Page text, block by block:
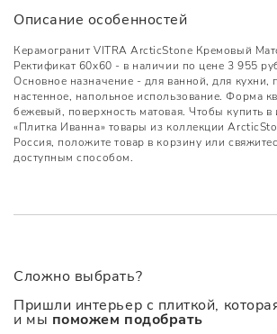
Описание особенностей
Керамогранит VITRA ArcticStone Кремовый
Ректификат 60x60 - в наличии по цене 3 955
Основное назначение - для ванной, для кухни,
настенное, напольное использование. Форма
бежевый, поверхность матовая. Чтобы купить в
«Плитка Иванна» товары из коллекции
Россия, положите товар в корзину или
доступным способом.
Сложно выбрать?
Пришли интерьер с плиткой,
и мы поможем подобрать